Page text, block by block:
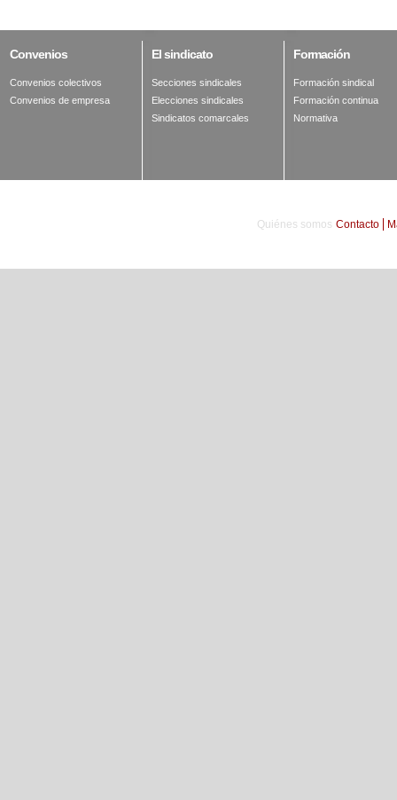
Convenios
Convenios colectivos
Convenios de empresa
Elsindicato
Secciones sindicales
Elecciones sindicales
Sindicatos comarcales
Formación
Formación sindical
Formación continua
Normativa
Quiénes somos Contacto